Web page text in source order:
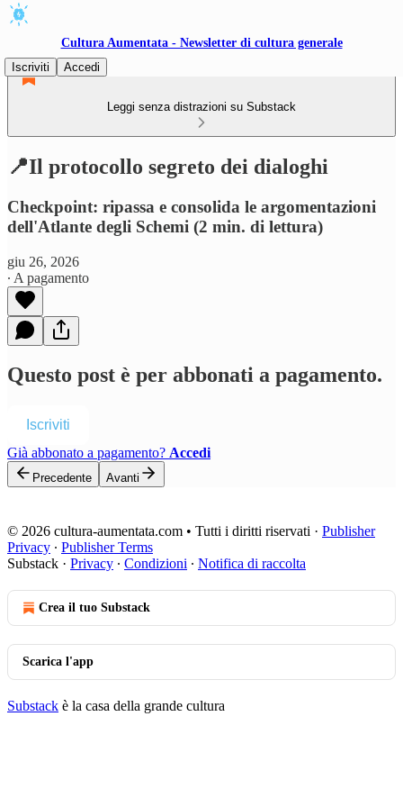
Cultura Aumentata - Newsletter di cultura generale
Iscriviti
Accedi
Leggi senza distrazioni su Substack
📍Il protocollo segreto dei dialoghi
Checkpoint: ripassa e consolida le argomentazioni
dell'Atlante degli Schemi (2 min. di lettura)
giu 26, 2026
∙ A pagamento
Questo post è per abbonati a pagamento.
Iscriviti
Già abbonato a pagamento? Accedi
Precedente Avanti
© 2026 cultura-aumentata.com • Tutti i diritti riservati · Publisher
Privacy ∙ Publisher Terms
Substack · Privacy ∙ Condizioni ∙ Notifica di raccolta
Crea il tuo Substack
Scarica l'app
Substack è la casa della grande cultura